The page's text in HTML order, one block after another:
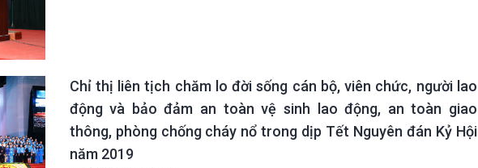
Chỉ thị liên tịch chăm lo đời sống cán bộ, viên chức, người lao
động và bảo đảm an toàn vệ sinh lao động, an toàn giao
thông, phòng chống cháy nổ trong dịp Tết Nguyên đán Kỷ Hội
năm 2019